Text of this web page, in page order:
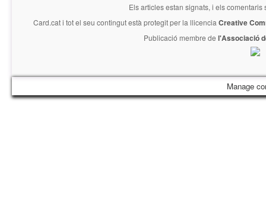
Els articles estan signats, i els
Card.cati tot el seu contingut està protegit per la llicenciaCreative
Publicació membre de l'Associació
Manage